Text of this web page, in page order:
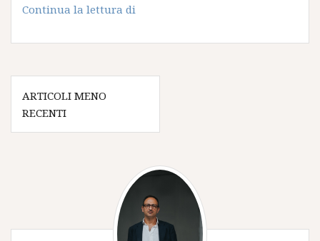
Continua la lettura di
Milano
il
Navigazione
articoli
ARTICOLI MENO
RECENTI